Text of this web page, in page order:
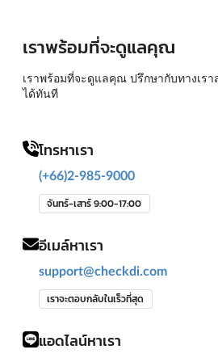
เราพร้อมที่จะดูแลคุณ
เราพร้อมที่จะดูแลคุณ ปรึกษากับทางเร
ได้ทันที
โทรหาเรา
(+66)2-985-9000
จันทร์-เสาร์ 9:00-17:00
อีเมล์หาเรา
support@checkdi.com
เราจะตอบกลับในเร็วที่สุด
แอดไลน์หาเรา